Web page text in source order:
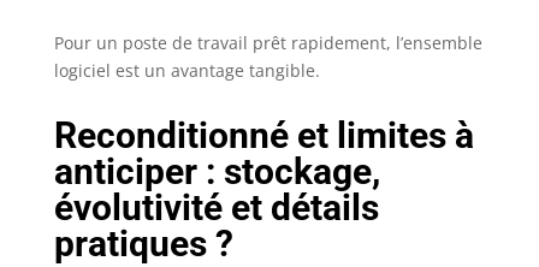
Pour un poste de travail prêt rapidement, l’ensemble
logiciel est un avantage tangible.
Reconditionné et limites à
anticiper : stockage,
évolutivité et détails
pratiques ?